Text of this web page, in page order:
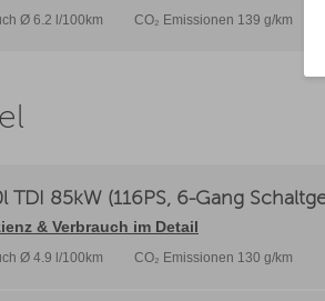
Ø 6.2 l/100km CO₂ Emissionen 139 g/km
TDI 85kW (116PS, 6-Gang
& Verbrauch im Detail
Ø 4.9 l/100km CO₂ Emissionen 130 g/km